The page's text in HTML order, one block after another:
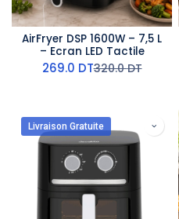
AirFryer DSP 1600W – 7,5 L
– Ecran LED Tactile
269.0 DT320.0DT
Livraison Gratuite